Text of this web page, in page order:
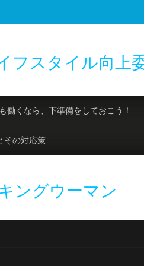
フスタイル向上
働くなら、下準備をしておこう！
その対応策
ングウーマン